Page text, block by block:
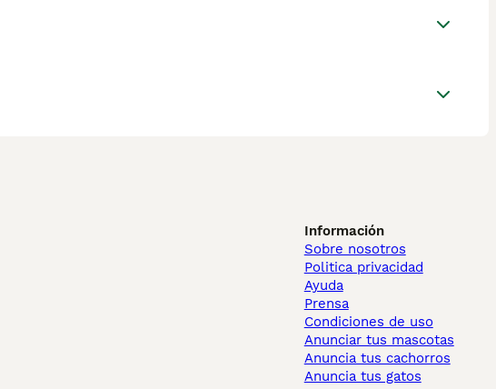
Información
Sobre nosotros
Politica privacidad
Ayuda
Prensa
Condiciones de uso
Anunciar tus mascotas
Anuncia tus cachorros
Anuncia tus gatos